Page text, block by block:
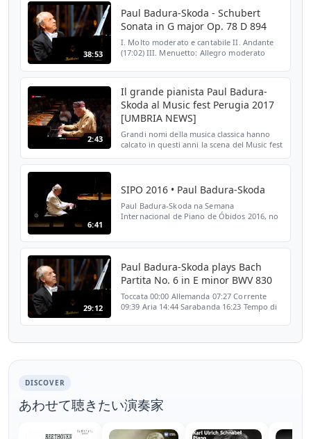
38:53
Paul Badura-Skoda - Schubert
Sonata in G major Op. 78 D 894
I. Molto moderato e cantabile II. Andante
(17:02) III. Menuetto: Allegro moderato
2:43
Il grande pianista Paul Badura-
Skoda al Music fest Perugia 2017
[UMBRIA NEWS]
Grandi nomi della musica classica hanno
calcato in questi anni la scena del Music fest
6:41
SIPO 2016 • Paul Badura-Skoda
Paul Badura-Skoda na Semana
Internacional de Piano de Óbidos 2016, no
29:12
Paul Badura-Skoda plays Bach
Partita No. 6 in E minor BWV 830
Toccata 00:00 Allemanda 07:27 Corrente
09:39 Aria 14:44 Sarabanda 16:23 Tempo di
DISCOVER
あわせて聴きたい演奏家